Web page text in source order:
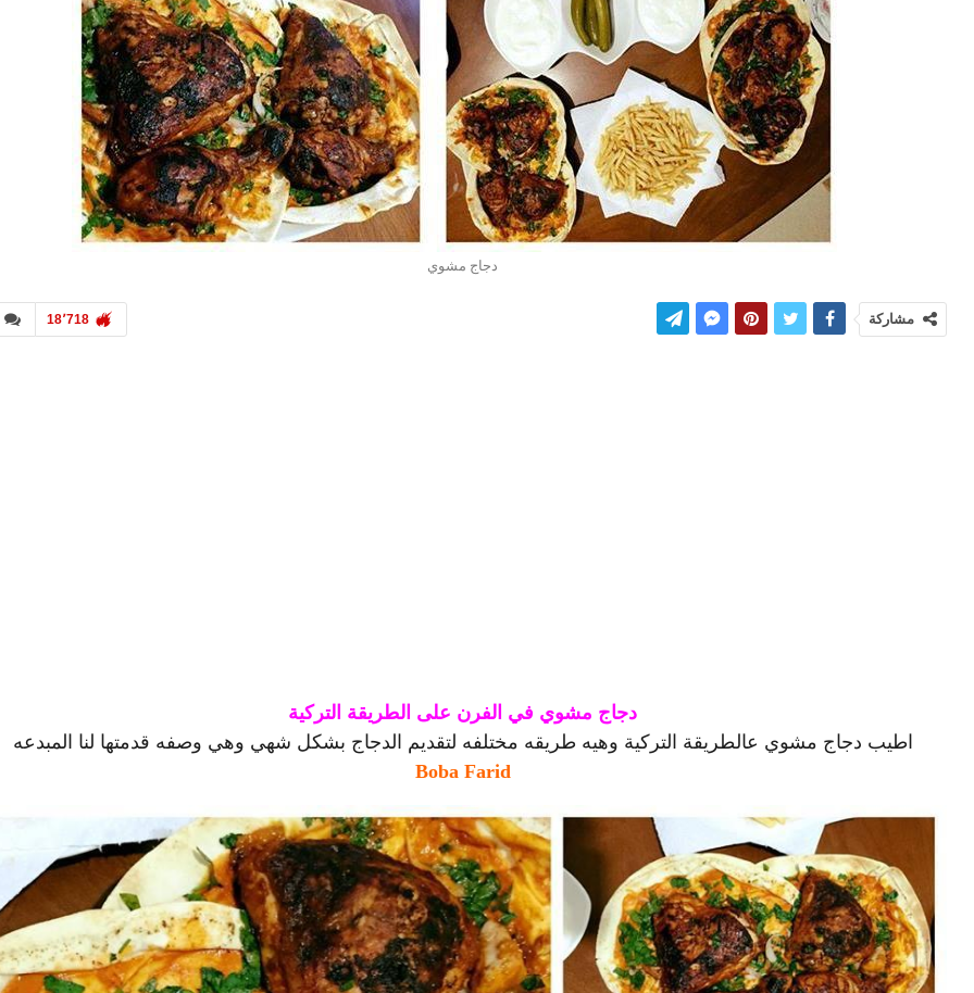
دجاج مشوي
18٬718 مشاركة
دجاج مشوي في الفرن على الطريقة التركية
اطيب دجاج مشوي عالطريقة التركية وهيه طريقه مختلفه لتقديم الدجاج بشكل شهي وهي وصفه قدمتها لنا المبدعه
Boba Farid